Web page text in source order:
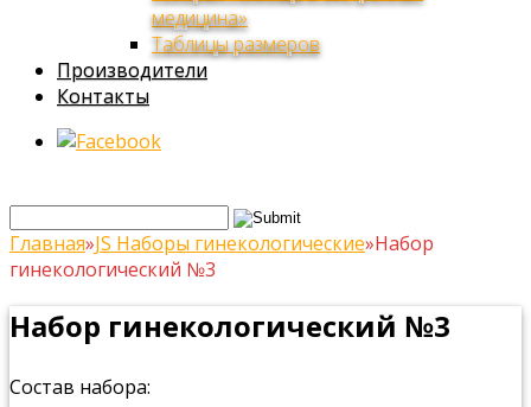
медицина»
Таблицы размеров
Производители
Контакты
Главная»JS Наборы гинекологические»Набор
гинекологический №3
Набор гинекологический №3
Состав набора: